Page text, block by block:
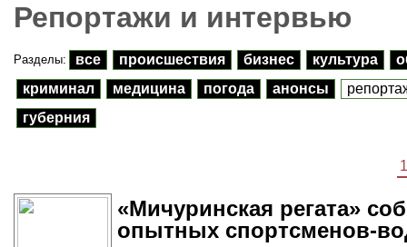
Репортажи и интервью
Разделы: все происшествия бизнес культура
криминал
медицина погода анонсы
губерния
1
«Мичуринская регата»
опытных спортсменов-